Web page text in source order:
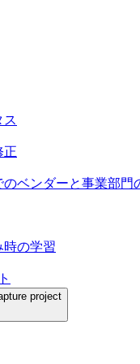
ス
正
のベンダーと事業部門
時の学習
project